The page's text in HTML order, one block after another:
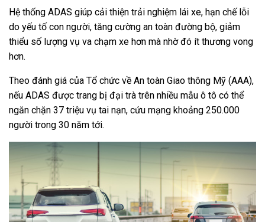
Hệ thống ADAS giúp cải thiện trải nghiệm lái xe, hạn chế lỗi
do yếu tố con người, tăng cường an toàn đường bộ, giảm
thiểu số lượng vụ va chạm xe hơn mà nhờ đó ít thương vong
hơn.
Theo đánh giá của Tổ chức về An toàn Giao thông Mỹ (AAA),
nếu ADAS được trang bị đại trà trên nhiều mẫu ô tô có thể
ngăn chặn 37 triệu vụ tai nạn, cứu mạng khoảng 250.000
người trong 30 năm tới.